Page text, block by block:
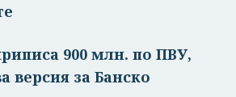
900 млн. по ПВУ,
версия за Банско